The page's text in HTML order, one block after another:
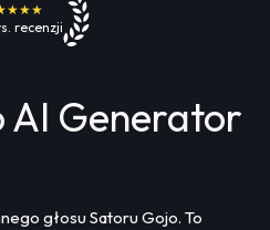
recenzji
AI Generator
głosu Satoru Gojo. To